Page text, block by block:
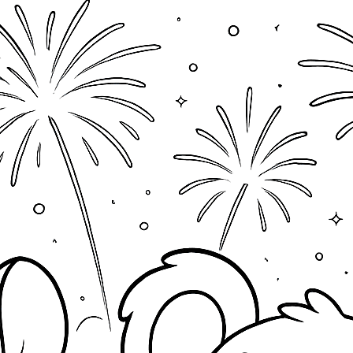
Kommentare
Steffi zuManga Mädchen mit Teddy
18. Mai 2026
Hallo Larissa, schau mal, ob du ein paar auf
der Seite findest, die dir gefallen. Schreib auch
gerne, was genau…
Larissa bleher
Manga Mädchen mit
Teddy
16. Mai 2026
Ich möchte bitte ein paar ausmalbilder
mädchen am besten so 5 Bilder bitte
Franzi92 zu
Süße Mäuse
Weihnachtsbäckerei
25. November 2025